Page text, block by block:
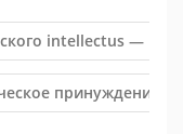
intellectus —
принуждение